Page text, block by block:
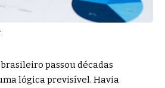
passou décadas
lógica previsível. Havia